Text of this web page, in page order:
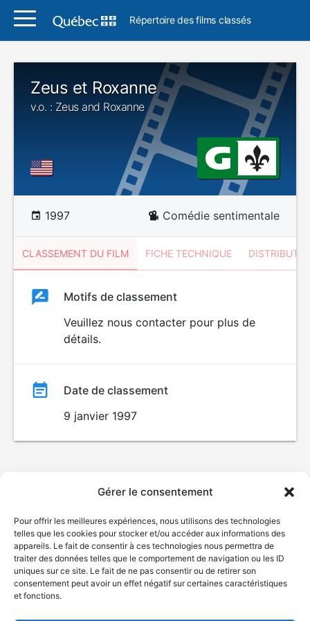
Gérer le consentement
Pour offrir les meilleures expériences, nous utilisons des technologies
telles que les cookies pour stocker et/ou accéder aux informations des
appareils. Le fait de consentir à ces technologies nous permettra de
traiter des données telles que le comportement de navigation ou les ID
uniques sur ce site. Le fait de ne pas consentir ou de retirer son
consentement peut avoir un effet négatif sur certaines caractéristiques
et fonctions.
Répertoire des films classés
Zeus et Roxanne
v.o. : Zeus and Roxanne
1997 Comédie sentimentale
CLASSEMENT DU FILM FICHE TECHNIQUE
ClassementClassement
Motifs de classement
Veuillez nous contacter pour plus de
détails.
Date de classement
9 janvier 1997